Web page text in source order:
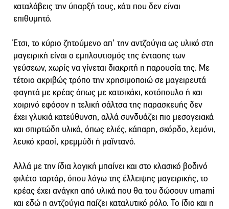
καταλάβεις την ύπαρξή τους, κάτι που δεν είναι
επιθυμητό.
Έτσι, το κύριο ζητούμενο απ’ την αντζούγια ως υλικό στη
μαγειρική είναι ο εμπλουτισμός της έντασης των
γεύσεων, χωρίς να γίνεται διακριτή η παρουσία της. Με
τέτοιο ακριβώς τρόπο την χρησιμοποιώ σε μαγειρευτά
φαγητά με κρέας όπως με κατσικάκι, κοτόπουλο ή και
χοιρινό εφόσον η τελική σάλτσα της παρασκευής δεν
έχει γλυκιά κατεύθυνση, αλλά συνδυάζει πιο μεσογειακά
και σπιρτώδη υλικά, όπως ελιές, κάπαρη, σκόρδο, λεμόνι,
λευκό κρασί, κρεμμύδι ή μαϊντανό.
Αλλά με την ίδια λογική μπαίνει και στο κλασικό βοδινό
φιλέτο ταρτάρ, όπου λόγω της έλλειψης μαγειρικής, το
κρέας έχει ανάγκη από υλικά που θα του δώσουν umami
και εδώ η αντζούγια παίζει καταλυτικό ρόλο. Το ίδιο και η